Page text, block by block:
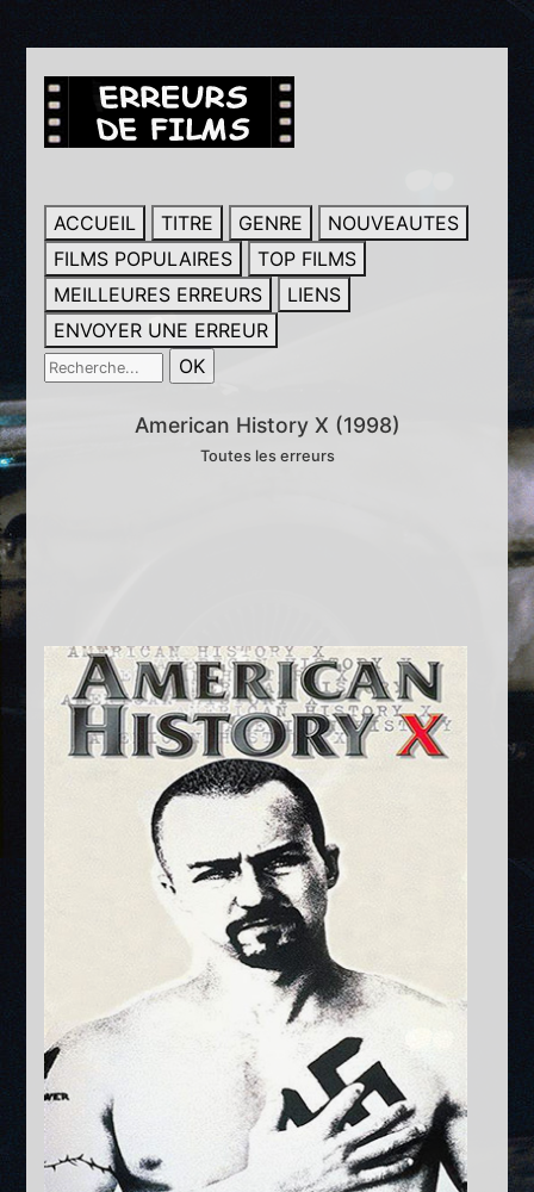
ACCUEIL TITRE GENRE
NOUVEAUTES
FILMS POPULAIRES
TOP FILMS
MEILLEURES ERREURS
LIENS
ENVOYER UNE ERREUR
American History X (1998)
Toutes les erreurs